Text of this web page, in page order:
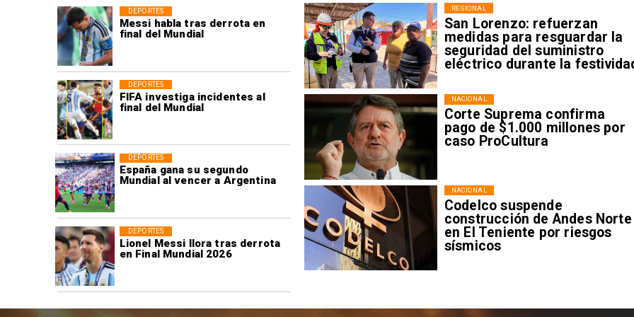
Messi habla tras derrota en
final del Mundial
DEPORTES
FIFA investiga incidentes al
final del Mundial
DEPORTES
España gana su segundo
Mundial al vencer a Argentina
DEPORTES
Lionel Messi llora tras derrota
en Final Mundial 2026
DEPORTES
San Lorenzo: refuerzan
medidas para resguardar la
seguridad del suministro
eléctrico durante la
REGIONAL
Corte Suprema confirma
pago de $1.000 millones por
caso ProCultura
NACIONAL
Codelco suspende
construcción de Andes Norte
en El Teniente por riesgos
sísmicos
NACIONAL